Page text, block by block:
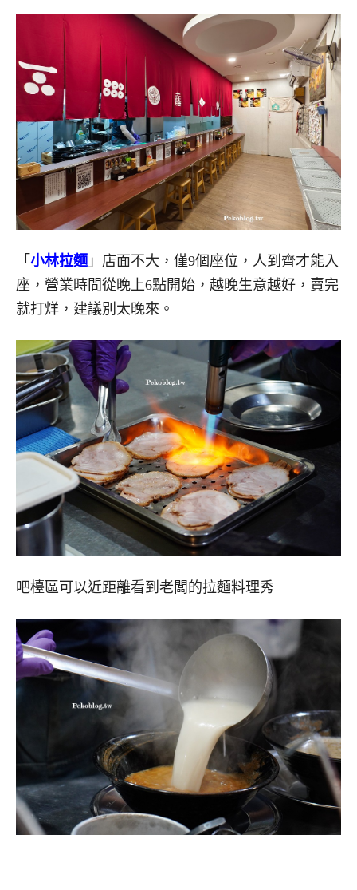
「 小林拉麵」店面不大，僅9個座位，人到齊才能入
座，營業時間從晚上6點開始，越晚生意越好，賣完
就打烊，建議別太晚來。
吧檯區可以近距離看到老闆的拉麵料理秀